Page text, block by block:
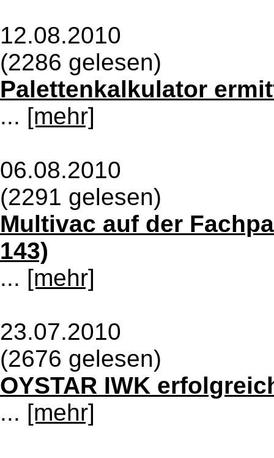
12.08.2010
(2286 gelesen)
Palettenkalkulator
... [mehr]
06.08.2010
(2291 gelesen)
Multivac auf der
143)
... [mehr]
23.07.2010
(2676 gelesen)
OYSTAR IWK
... [mehr]